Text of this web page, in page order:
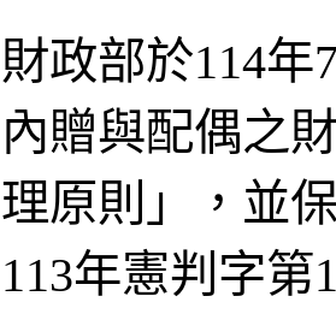
財政部於114
內贈與配偶之
理原則」，並
113年憲判字